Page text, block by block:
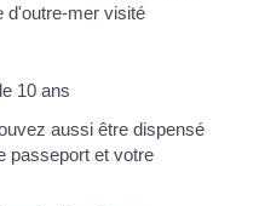
d'outre-mer visité
10 ans
aussi être dispensé
passeport et votre